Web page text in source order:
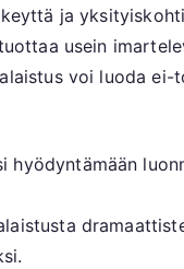
ja
usein
voi luoda ei-
hyödyntämään